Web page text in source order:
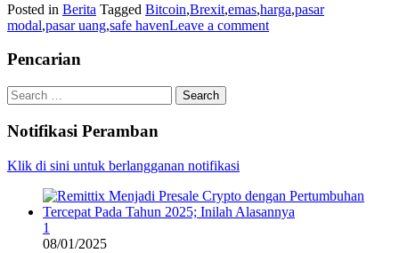
Posted in Berita Tagged Bitcoin,Brexit,emas,harga,pasar
modal,pasar uang,safe havenLeave a comment
Pencarian
Search
for:
Notifikasi Peramban
Klik di sini untuk berlangganan notifikasi
1
08/01/2025